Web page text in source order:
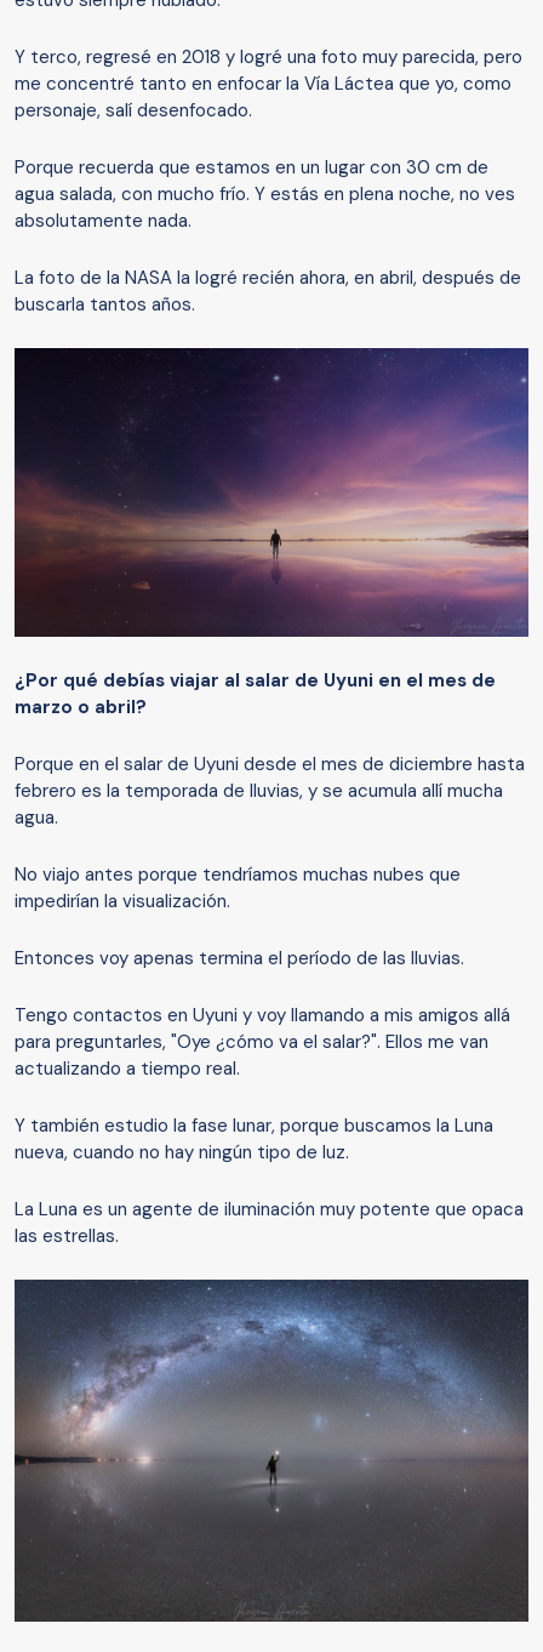
Y terco, regresé en 2018 y logré una foto muy parecida, pero
me concentré tanto en enfocar la Vía Láctea que yo, como
personaje, salí desenfocado.
Porque recuerda que estamos en un lugar con 30 cm de
agua salada, con mucho frío. Y estás en plena noche, no ves
absolutamente nada.
La foto de la NASA la logré recién ahora, en abril, después de
buscarla tantos años.
¿Por qué debías viajar al salar de Uyuni en el mes de
marzo o abril?
Porque en el salar de Uyuni desde el mes de diciembre hasta
febrero es la temporada de lluvias, y se acumula allí mucha
agua.
No viajo antes porque tendríamos muchas nubes que
impedirían la visualización.
Entonces voy apenas termina el período de las lluvias.
Tengo contactos en Uyuni y voy llamando a mis amigos allá
para preguntarles, "Oye ¿cómo va el salar?". Ellos me van
actualizando a tiempo real.
Y también estudio la fase lunar, porque buscamos la Luna
nueva, cuando no hay ningún tipo de luz.
La Luna es un agente de iluminación muy potente que opaca
las estrellas.